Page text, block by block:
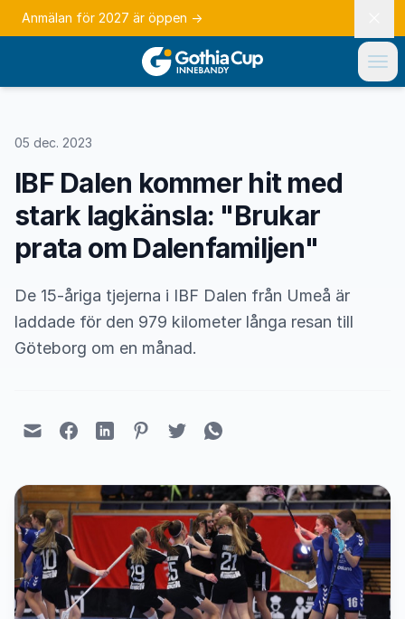
Anmälan för 2027 är öppen →
05 dec. 2023
IBF Dalen kommer hit med
stark lagkänsla: "Brukar
prata om Dalenfamiljen"
De 15-åriga tjejerna i IBF Dalen från Umeå är
laddade för den 979 kilometer långa resan till
Göteborg om en månad.